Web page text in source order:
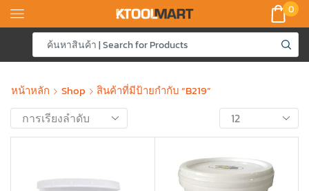
0
หน้าหลัก Shop สินค้าที่มีป้ายกำกับ “B219”